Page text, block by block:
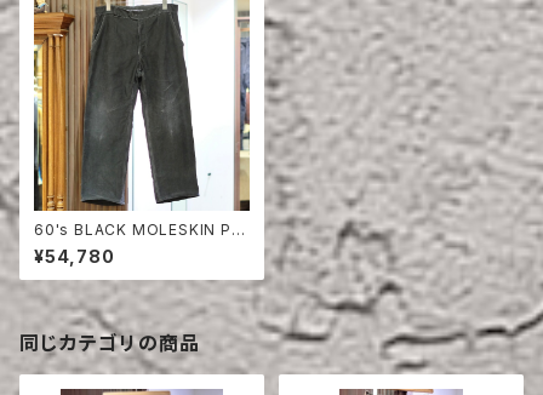
60's BLACK MOLESKIN PA
NTS
¥54,780
同じカテゴリの商品